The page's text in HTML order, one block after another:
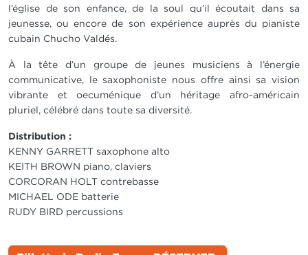
l’église de son enfance, de la soul qu’il écoutait dans sa
jeunesse, ou encore de son expérience auprès du pianiste
cubain Chucho Valdés.
À la tête d’un groupe de jeunes musiciens à l’énergie
communicative, le saxophoniste nous offre ainsi sa vision
vibrante et oecuménique d’un héritage afro-américain
pluriel, célébré dans toute sa diversité.
Distribution :
KENNY GARRETT saxophone alto
KEITH BROWN piano, claviers
CORCORAN HOLT contrebasse
MICHAEL ODE batterie
RUDY BIRD percussions